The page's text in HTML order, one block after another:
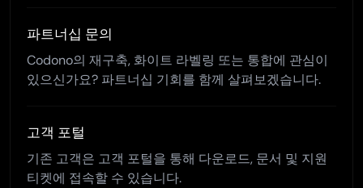
파트너십 문의
Codono의 재구축, 화이트 라벨링 또는 통합에 관심이
있으신가요? 파트너십 기회를 함께 살펴보겠습니다.
고객 포털
기존 고객은 고객 포털을 통해 다운로드, 문서 및 지원
티켓에 접속할 수 있습니다.